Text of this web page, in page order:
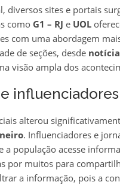
diversos sites e portais
como G1 – RJ e UOL
com uma abordagem
de seções, desde
visão ampla dos
influenciadores
alterou
. Influenciadores e
população acesse
por muitos para
a informação, pois a